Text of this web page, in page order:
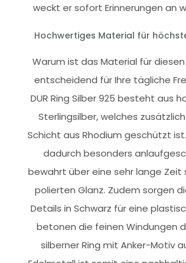
weckt er sofort Erinnerungen an
Hochwertiges Material für
Warum ist das Material für
entscheidend für Ihre tägliche
DUR Ring Silber 925 besteht aus
Sterlingsilber, welches
Schicht aus Rhodium geschützt
dadurch besonders
bewahrt über eine sehr lange Zeit
polierten Glanz. Zudem sorgen
Details in Schwarz für eine
betonen die feinen Windungen
silberner Ring mit Anker-Motiv